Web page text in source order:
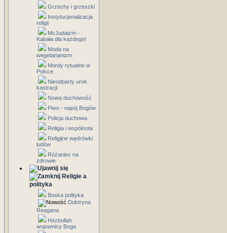
Grzechy i grzeszki
Instytucjonalizacja
religii
McJudaizm -
Kabała dla każdego!
Moda na
wegetarianizm
Mordy rytualne w
Polsce
Nieodparty urok
kastracji
Nowa duchowość
Piwo - napój Bogów
Policja duchowa
Religia i wspólnota
Religijne wędrówki
ludów
Różaniec na
zdrowie
Religie a
polityka
Boska polityka
Doktryna
Reagana
Hezbollah
wojownicy Boga